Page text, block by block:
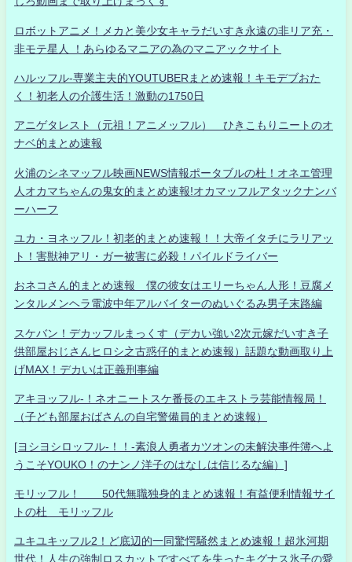
ロボットアニメ！メカと美少女キャラだいすき永遠の非リア充・
非モテ星人 ！あらゆるマニアの為のマニアックサイト
ハルッフル-専業主夫的YOUTUBERまとめ速報！キモデブおた
く！初老人の介護生活！激動の1750日
アニゲタレスト（元祖！アニメッフル） ひきこもりニートのオ
ナベ的まとめ速報
火浦のシネマッフル映画NEWS情報ポータブルの杜！オネエ管理
人オカマちゃんの鬼女的まとめ速報!オカマッフルアタックナンバ
ーハーフ
ユカ・ヨネッフル！初老的まとめ速報！！大帝イタチにラリアッ
ト！害獣神アリ・ガー被害に必殺！パイルドライバー
おネコさん的まとめ速報 僕の彼女はエリーちゃん人形！豆腐メ
ンタルメンヘラ電波中年アルバイターのぬいぐるみ男子末路編
スケバン！デカッフルまっくす（デカい強い2次元嫁だいすき子
供部屋おじさんヒロシ之古惑仔的まとめ速報）話題な動画取り上
げMAX！デカいは正義刑事編
アキヨッフル-！ネオニートスケ番長のエキストラ芸能情報局！
（子ども部屋おばさんの自宅警備員的まとめ速報）
[ヨシヨシロッフル-！！-素浪人勇者カツオンの未解決事件簿へよ
うこそYOUKO！のナンノ洋子のはなしは信じるな編）]
モリッフル！ 50代無職独身的まとめ速報！有益便利情報サイ
トの杜 モリッフル
ユキユキッフル2！ど底辺的一同驚愕騒然まとめ速報！超氷河期
世代！人生の強制ロスカットですべてを失ったキグナス氷子の愛